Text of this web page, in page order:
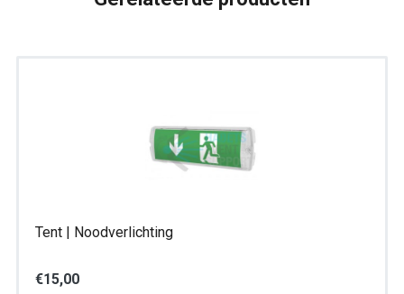
Tent | Noodverlichting
€15,00